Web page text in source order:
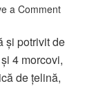
a Comment
şi potrivit de
4 morcovi,
de ţelină,